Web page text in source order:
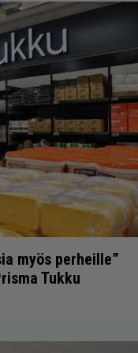
myös perheille”
Tukku